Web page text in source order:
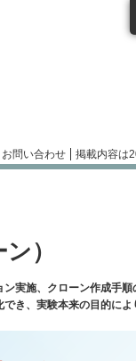
お問い合わせ 掲載内容は
）
実施、クローン作成手
き、実験本来の目的によ